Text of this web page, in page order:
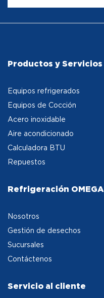
Productos y Servicios
Equipos refrigerados
Equipos de Cocción
Acero inoxidable
Aire acondicionado
Calculadora BTU
Repuestos
Refrigeración OMEGA
Nosotros
Gestión de desechos
Sucursales
Contáctenos
Servicio al cliente